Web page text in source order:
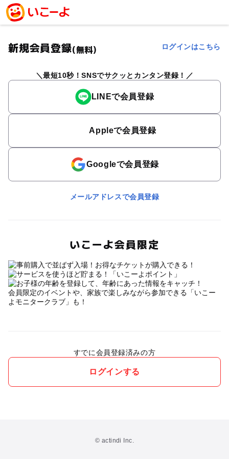
新規会員登録(無料) ログインはこちら
最短10秒！SNSでサクッとカンタン登録！
LINEで会員登録
Appleで会員登録
Googleで会員登録
メールアドレスで会員登録
いこーよ会員限定
会員限定のイベントや、家族で楽しみながら参加できる「いこー
よモニタークラブ」も！
すでに会員登録済みの方
ログインする
© actindi Inc.